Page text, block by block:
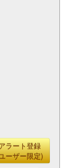
ラート登録
ーザー限定)